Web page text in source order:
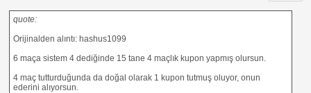
quote:
Orijinalden alıntı: hashus1099
6 maça sistem 4 dediğinde 15 tane 4 maçlık kupon yapmış olursun.
4 maç tutturduğunda da doğal olarak 1 kupon tutmuş oluyor, onun
ederini alıyorsun.